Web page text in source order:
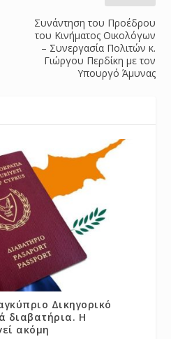
Συνάντηση του Προέδρου
του Κινήματος Οικολόγων
– Συνεργασία Πολιτών κ.
Γιώργου Περδίκη με τον
Υπουργό Άμυνας
Δικηγορικό
διαβατήρια. Η
ακόμη